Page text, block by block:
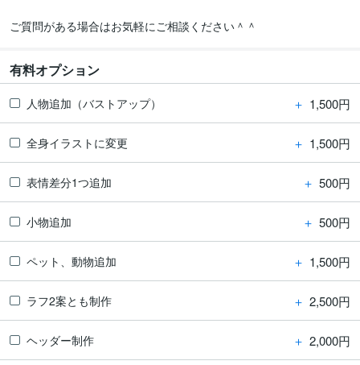
ご質問がある場合はお気軽にご相談ください＾＾
有料オプション
人物追加（バストアップ） ＋ 1,500円
全身イラストに変更 ＋ 1,500円
表情差分1つ追加 ＋ 500円
小物追加 ＋ 500円
ペット、動物追加 ＋ 1,500円
ラフ2案とも制作 ＋ 2,500円
ヘッダー制作 ＋ 2,000円